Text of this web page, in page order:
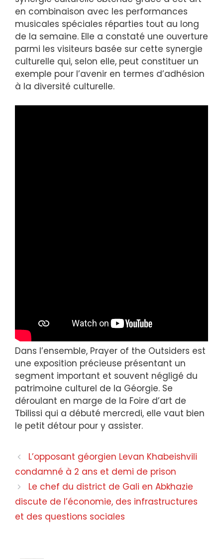
en combinaison avec les performances
musicales spéciales réparties tout au long
de la semaine. Elle a constaté une ouverture
parmi les visiteurs basée sur cette synergie
culturelle qui, selon elle, peut constituer un
exemple pour l’avenir en termes d’adhésion
à la diversité culturelle.
Dans l’ensemble, Prayer of the Outsiders est
une exposition précieuse présentant un
segment important et souvent négligé du
patrimoine culturel de la Géorgie. Se
déroulant en marge de la Foire d’art de
Tbilissi qui a débuté mercredi, elle vaut bien
le petit détour pour y assister.
L’opposant géorgien Levan Khabeishvili
condamné à 2 ans et demi de prison
Le chef du district de Gali en Abkhazie
discute de l’économie, des infrastructures
et des questions sociales